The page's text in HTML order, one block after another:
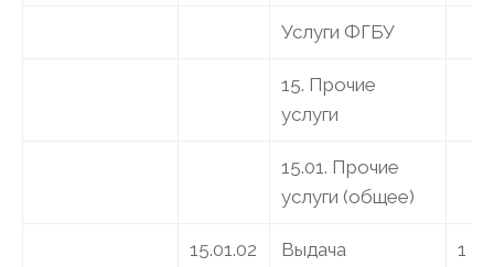
Услуги ФГБУ
15. Прочие
услуги
15.01. Прочие
услуги (общее)
15.01.02
Выдача
1